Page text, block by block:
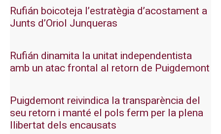
Rufián boicoteja l’estratègia d’acostament a
Junts d’Oriol Junqueras
Rufián dinamita la unitat independentista
amb un atac frontal al retorn de Puigdemont
Puigdemont reivindica la transparència del
seu retorn i manté el pols ferm per la plena
llibertat dels encausats